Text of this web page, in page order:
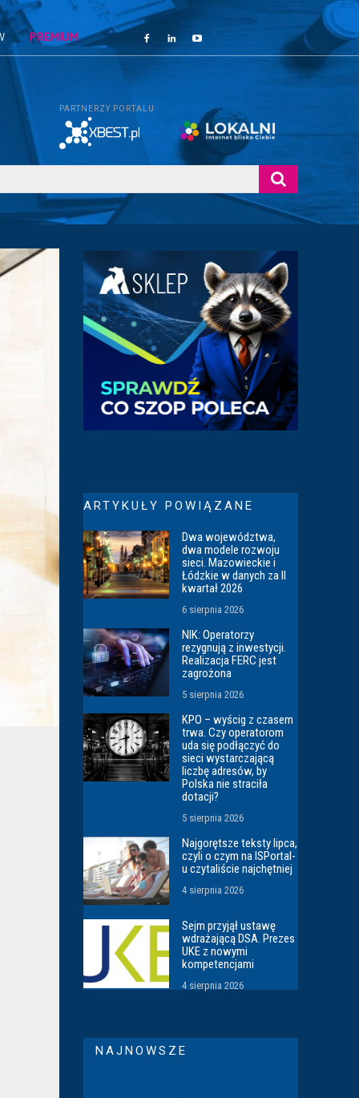
PREMIUM
PARTNERZY PORTALU
ARTYKUŁY POWIĄZANE
Dwa województwa,
dwa modele rozwoju
sieci. Mazowieckie i
Łódzkie w danych za II
kwartał 2026
6 sierpnia 2026
NIK: Operatorzy
rezygnują z inwestycji.
Realizacja FERC jest
zagrożona
5 sierpnia 2026
KPO – wyścig z czasem
trwa. Czy operatorom
uda się podłączyć do
sieci wystarczającą
liczbę adresów, by
Polska nie straciła
dotacji?
5 sierpnia 2026
Najgorętsze teksty lipca,
czyli o czym na ISPortal-
u czytaliście najchętniej
4 sierpnia 2026
Sejm przyjął ustawę
wdrażającą DSA. Prezes
UKE z nowymi
kompetencjami
4 sierpnia 2026
NAJNOWSZE